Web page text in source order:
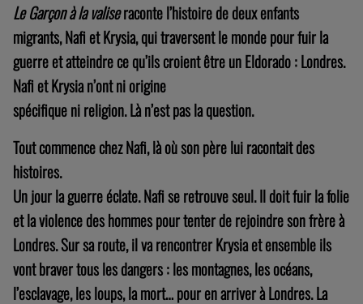
Le Garçon à la valiseraconte l’histoire de deux enfants
migrants, Nafi et Krysia, qui traversent le monde pour fuir la
guerre et atteindre ce qu’ils croient être un Eldorado : Londres.
Nafi et Krysia n’ont ni origine
spécifique ni religion. Là n’est pas la question.
Tout commence chez Nafi, là où son père lui racontait des
histoires.
Un jour la guerre éclate. Nafi se retrouve seul. Il doit fuir la folie
et la violence des hommes pour tenter de rejoindre son frère à
Londres. Sur sa route, il va rencontrer Krysia et ensemble ils
vont braver tous les dangers : les montagnes, les océans,
l’esclavage, les loups, la mort… pour en arriver à Londres. La